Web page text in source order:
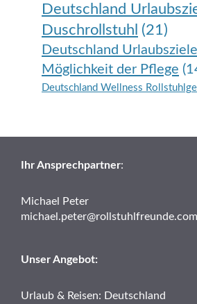
Deutschland
Duschrollstuhl (21)
Deutschland
Möglichkeit der Pflege
Deutschland Wellness
Ihr Ansprechpartner:
Michael Peter
michael.peter@rollstuhlfreunde.com
Unser Angebot:
Urlaub & Reisen: Deutschland